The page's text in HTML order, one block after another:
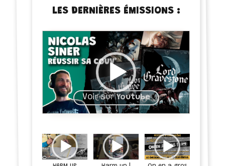
LES DERNIÈRES ÉMISSIONS :
Voir surYoutube